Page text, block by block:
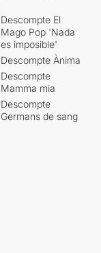
Descompte El
Mago Pop 'Nada
es imposible'
Descompte Ànima
Descompte
Mamma mia
Descompte
Germans de sang